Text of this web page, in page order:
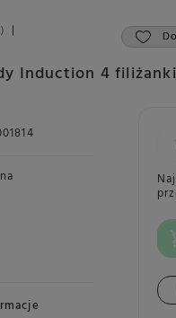
Induction 4 filiżanki